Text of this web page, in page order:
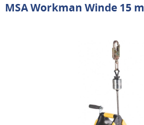
MSA Workman Winde 15 m